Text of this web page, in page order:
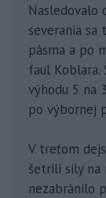
Nasledovalo
severania
pásma a po
faul Koblara.
výhodu 5 na
po výbornej
V treťom
šetrili sily na
nezabránilo